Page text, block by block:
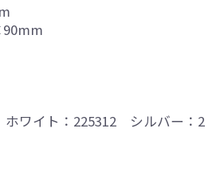
ワイト：225312 シルバー：2